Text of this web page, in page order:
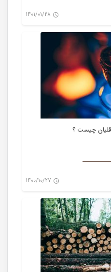
0
1401/01/28
0
زغال
قلیان چیست ؟
1400/10/27
زغال